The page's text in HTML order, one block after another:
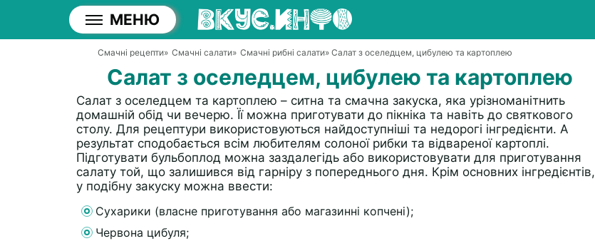
МЕНЮ
Смачні рецепти» Смачні салати» Смачні рибні салати» Салат з оселедцем, цибулею та картоплею
Салат з оселедцем, цибулею та картоплею
Салат з оселедцем та картоплею – ситна та смачна закуска, яка урізноманітнить
домашній обід чи вечерю. Її можна приготувати до пікніка та навіть до святкового
столу. Для рецептури використовуються найдоступніші та недорогі інгредієнти. А
результат сподобається всім любителям солоної рибки та відвареної картоплі.
Підготувати бульбоплод можна заздалегідь або використовувати для приготування
салату той, що залишився від гарніру з попереднього дня. Крім основних інгредієнтів,
у подібну закуску можна ввести:
Сухарики (власне приготування або магазинні копчені);
Червона цибуля;